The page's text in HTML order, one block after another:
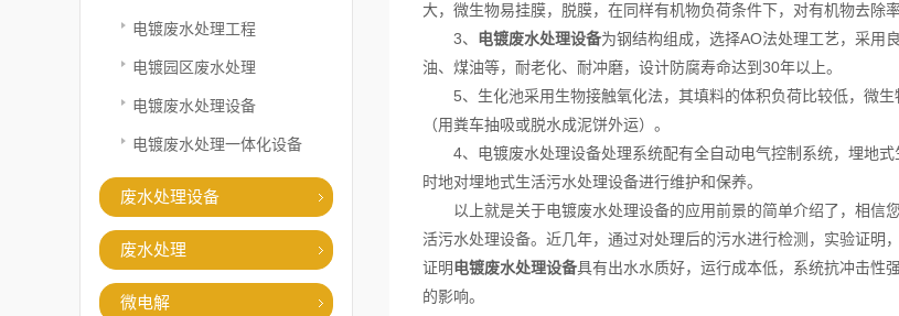
电镀废水处理工程
电镀园区废水处理
电镀废水处理设备
电镀废水处理一体化设备
废水处理设备
废水处理
微电解
大，微生物易挂膜，脱膜，在同样有机物负荷条件下，对有机物去除
3、
电镀废水处理设备为钢结构组成，选择AO法处理工艺，采用
油、煤油等，耐老化、耐冲磨，设计防腐寿命达到30年以上。
5、生化池采用生物接触氧化法，其填料的体积负荷比较低，微生
（用粪车抽吸或脱水成泥饼外运）。
4、电镀废水处理设备处理系统配有全自动电气控制系统，埋地式
时地对埋地式生活污水处理设备进行维护和保养。
以上就是关于电镀废水处理设备的应用前景的简单介绍了，相信
活污水处理设备。近几年，通过对处理后的污水进行检测，实验证
证明 电镀废水处理设备具有出水水质好，运行成本低，系统抗冲击性
的影响。